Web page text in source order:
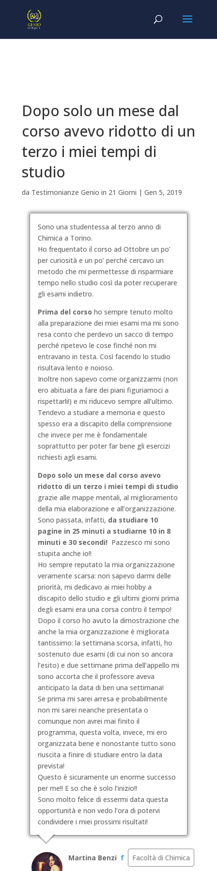
Dopo solo un mese dal
corso avevo ridotto di un
terzo i miei tempi di
studio
da Testimonianze Genio in 21 Giorni | Gen 5, 2019
Sono una studentessa al terzo anno di
Chimica a Torino.
Ho frequentato il corso ad Ottobre un po’
per curiosità e un po’ perché cercavo un
metodo che mi permettesse di risparmiare
tempo nello studio così da poter recuperare
gli esami indietro.
Prima del corso ho sempre tenuto molto
alla preparazione dei miei esami ma mi sono
resa conto che perdevo un sacco di tempo
perché ripetevo le cose finché non mi
entravano in testa. Così facendo lo studio
risultava lento e noioso.
Inoltre non sapevo come organizzarmi (non
ero abituata a fare dei piani figuriamoci a
rispettarli!) e mi riducevo sempre all’ultimo.
Tendevo a studiare a memoria e questo
spesso era a discapito della comprensione
che invece per me è fondamentale
soprattutto per poter far bene gli esercizi
richiesti agli esami.
Dopo solo un mese dal corso avevo
ridotto di un terzo i miei tempi di studio
grazie alle mappe mentali, al miglioramento
della mia elaborazione e all’organizzazione.
Sono passata, infatti, da studiare 10
pagine in 25 minuti a studiarne 10 in 8
minuti e 30 secondi! Pazzesco mi sono
stupita anche io!!
Ho sempre reputato la mia organizzazione
veramente scarsa: non sapevo darmi delle
priorità, mi dedicavo ai miei hobby a
discapito dello studio e gli ultimi giorni prima
degli esami era una corsa contro il tempo!
Dopo il corso ho avuto la dimostrazione che
anche la mia organizzazione è migliorata
tantissimo: la settimana scorsa, infatti, ho
sostenuto due esami (di cui non so ancora
l’esito) e due settimane prima dell’appello mi
sono accorta che il professore aveva
anticipato la data di ben una settimana!
Se prima mi sarei arresa e probabilmente
non mi sarei neanche presentata o
comunque non avrei mai finito il
programma, questa volta, invece, mi ero
organizzata bene e nonostante tutto sono
riuscita a finire di studiare entro la data
prevista!
Questo è sicuramente un enorme successo
per me!! E so che è solo l’inizio!!
Sono molto felice di essermi data questa
opportunità e non vedo l’ora di potervi
condividere i miei prossimi risultati!
Martina Benzi f Facoltà di Chimica